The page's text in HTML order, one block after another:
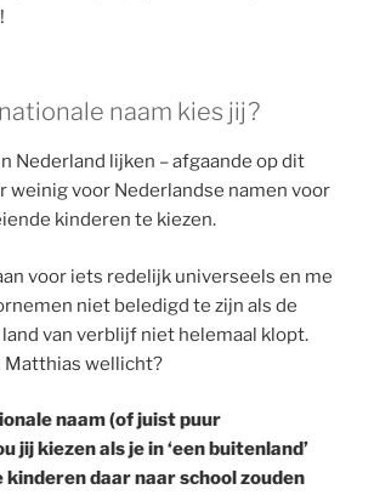
naam kies jij?
Nederland lijken – afgaande op dit
weinig voor Nederlandse namen voor
kinderen te kiezen.
voor iets redelijk universeels en me
niet beledigd te zijn als de
van verblijf niet helemaal klopt.
Matthias wellicht?
naam (of juist puur
jij kiezen als je in ‘een buitenland’
kinderen daar naar school zouden